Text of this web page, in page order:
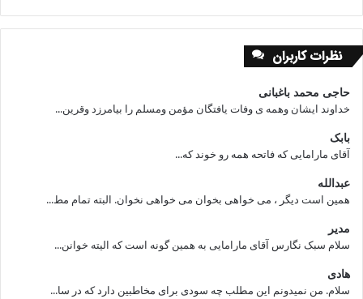
نظرات کاربران
حاجی محمد باغبانی
خداوند ایشان وهمه ی وفات یافتگان مؤمن ومسلم را بیامرزد وقرین...
بابک
آقای مارامایی که فاتحه همه رو خوند که...
عبدالله
همین است دیگر ، می خواهی بخوان می خواهی نخوان. البته تمام مط...
مدیر
سلام سبک نگارس آقای مارامایی به همین گونه است که الیته خوانن...
هادی
سلام. من نمیدونم این مطلب چه سودی برای مخاطبین دارد که در سا...